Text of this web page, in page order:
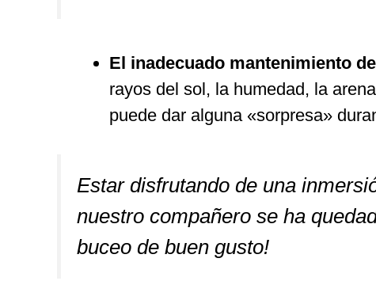
El inadecuado mantenimiento
rayos del sol, la humedad, la
puede dar alguna «sorpresa»
Estar disfrutando de una
nuestro compañero se ha
buceo de buen gusto!